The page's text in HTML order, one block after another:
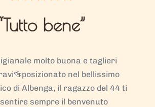
bene”
molto buona e taglieri
nel bellissimo
di Albenga, il ragazzo del 44 ti
sempre il benvenuto